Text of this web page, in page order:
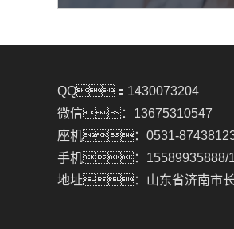
QQ：1430073204
微信：13675310547
座机：0531-
手机：15589935888/
地址：山东省济南市长